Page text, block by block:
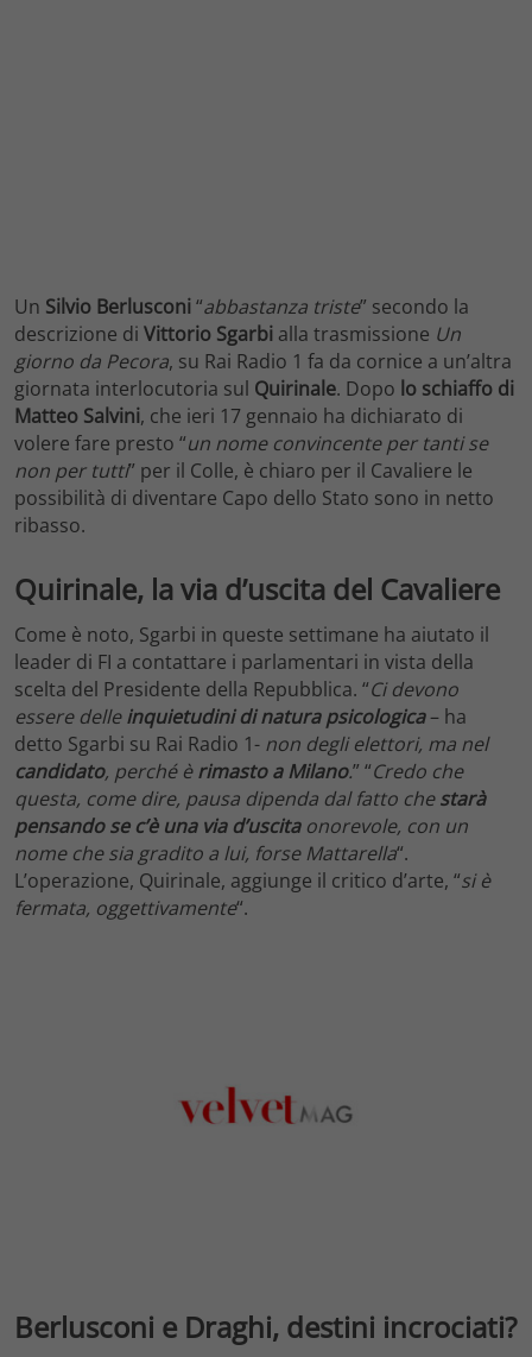
Un Silvio Berlusconi“abbastanza triste” secondo la
descrizione di Vittorio Sgarbi alla trasmissione Un
giorno da Pecora, su Rai Radio 1 fa da cornice a un’altra
giornata interlocutoria sul Quirinale. Dopo lo schiaffo di
Matteo Salvini, che ieri 17 gennaio ha dichiarato di
volere fare presto “un nome convincente per tanti se
non per tutti” per il Colle, è chiaro per il Cavaliere le
possibilità di diventare Capo dello Stato sono in netto
ribasso.
Quirinale, la via d’uscita del Cavaliere
Come è noto, Sgarbi in queste settimane ha aiutato il
leader di FI a contattare i parlamentari in vista della
scelta del Presidente della Repubblica. “Ci devono
essere delleinquietudini di natura psicologica– ha
detto Sgarbi su Rai Radio 1- non degli elettori, ma nel
candidato, perché èrimasto a Milano.” “Credo che
questa, come dire, pausa dipenda dal fatto chestarà
pensando se c’è una via d’uscitaonorevole, con un
nome che sia gradito a lui, forse Mattarella“.
L’operazione, Quirinale, aggiunge il critico d’arte, “si è
fermata, oggettivamente“.
Berlusconi e Draghi, destini incrociati?